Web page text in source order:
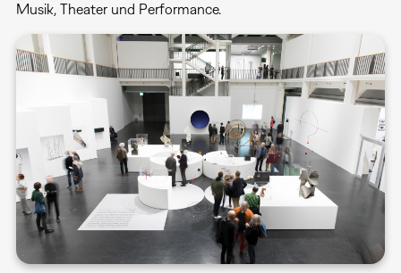
Musik, Theater und Performance.